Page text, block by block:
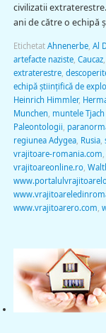
civilizatii
ani de către o echipă
Etichetat Ahnenerbe, Al
artefacte naziste, Caucaz,
extraterestre,
echipă științifică de
Heinrich Himmler,
Munchen muntele
Paleontologii
regiunea Adygea, Rusia,
vrajitoare-romania.com
vrajitoareonline.ro,
www.vrajitoarero.com